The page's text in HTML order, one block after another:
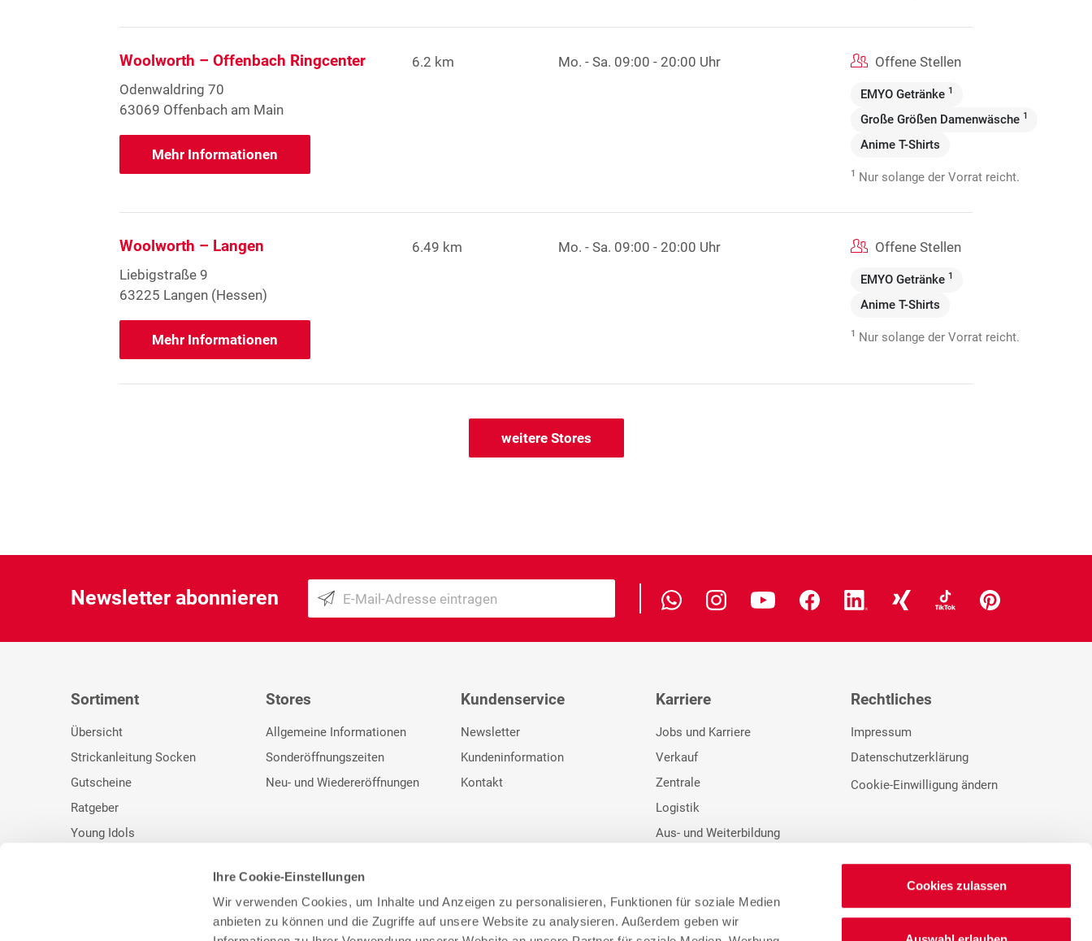
Ihre Cookie-Einstellungen
Wir verwenden Cookies, um Inhalte und Anzeigen zu personalisieren, Funktionen für soziale Medien
anbieten zu können und die Zugriffe auf unsere Website zu analysieren. Außerdem geben wir
Cookies zulassen
Woolworth – Offenbach Ringcenter
Odenwaldring 70
63069 Offenbach am Main
Mehr Informationen
6.2 km Mo. - Sa. 09:00 - 20:00 Uhr Offene Stellen
EMYO Getränke 1
Große Größen Damenwäsche 1
Anime T-Shirts
1 Nur solange der Vorrat reicht.
Woolworth – Langen
Liebigstraße 9
63225 Langen (Hessen)
Mehr Informationen
6.49 km Mo. - Sa. 09:00 - 20:00 Uhr Offene Stellen
EMYO Getränke 1
Anime T-Shirts
1 Nur solange der Vorrat reicht.
weitere Stores
Newsletter abonnieren
Sortiment
Übersicht
Strickanleitung Socken
Gutscheine
Ratgeber
Young Idols
Stores
Allgemeine Informationen
Sonderöffnungszeiten
Neu- und Wiedereröffnungen
Kundenservice
Newsletter
Kundeninformation
Kontakt
Karriere
Jobs und Karriere
Verkauf
Zentrale
Logistik
Aus- und Weiterbildung
Rechtliches
Impressum
Datenschutzerklärung
Cookie-Einwilligung ändern
* Unser bisheriger Preis. ** UVP des Herstellers.